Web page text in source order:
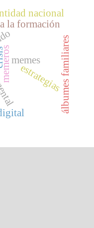
la formación
memes
memeros
nacional
estrategiasálbumes familiares